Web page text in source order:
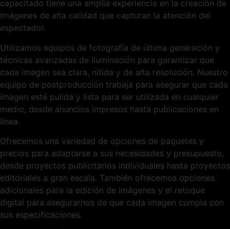
capacitado tiene una amplia experiencia en la creación de
imágenes de alta calidad que capturan la atención del
espectador.
Utilizamos equipos de fotografía de última generación y
técnicas avanzadas de iluminación para garantizar que
cada imagen sea clara, nítida y de alta resolución. Nuestro
equipo de postproducción trabaja para asegurar que cada
imagen esté pulida y lista para ser utilizada en cualquier
medio, desde anuncios impresos hasta publicaciones en
línea.
Ofrecemos una variedad de opciones de paquetes y
precios para adaptarse a sus necesidades y presupuesto,
desde proyectos publicitarios individuales hasta proyectos
editoriales a gran escala. También ofrecemos opciones
adicionales para la edición de imágenes y el retoque
digital para asegurarnos de que cada imagen cumpla con
sus especificaciones.